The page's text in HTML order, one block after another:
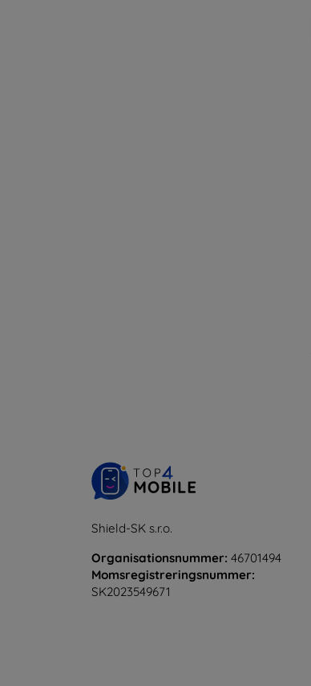
Shield-SK s.r.o.
Organisationsnummer: 46701494
Momsregistreringsnummer:
SK2023549671